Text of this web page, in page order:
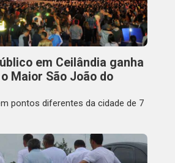
em Ceilândia ganha
Maior São João do
pontos diferentes da cidade de 7